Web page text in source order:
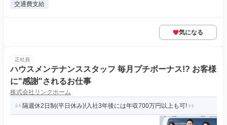
交通費支給
気になる
正社員
ハウスメンテナンススタッフ 毎月プチボーナス!? お客様
に"感謝"されるお仕事
株式会社リンクホーム
隔週休2日制(平日休み)!入社3年後には年収700万円以上も可!